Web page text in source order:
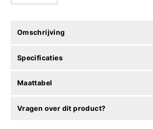
Omschrijving
Specificaties
Maattabel
Vragen over dit product?